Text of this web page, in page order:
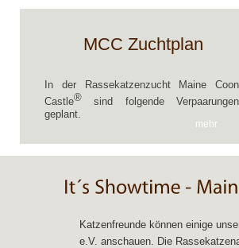
MCC Zuchtplan
In der Rassekatzenzucht Maine Coon
Castle® sind folgende Verpaarungen
geplant.
mehr
Katzenfreunde können einige
e.V. anschauen. Die